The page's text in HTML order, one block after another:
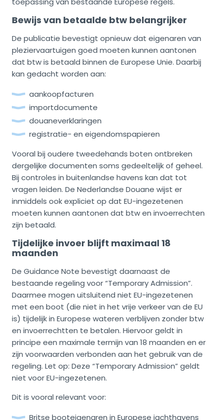
Bewijs van betaalde btw belangrijker
De publicatie bevestigt opnieuw dat eigenaren van
pleziervaartuigen goed moeten kunnen aantonen
dat btw is betaald binnen de Europese Unie. Daarbij
kan gedacht worden aan:
aankoopfacturen
importdocumente
douaneverklaringen
registratie- en eigendomspapieren
Vooral bij oudere tweedehands boten ontbreken
dergelijke documenten soms gedeeltelijk of geheel.
Bij controles in buitenlandse havens kan dat tot
vragen leiden. De Nederlandse Douane wijst er
inmiddels ook expliciet op dat EU-ingezetenen
moeten kunnen aantonen dat btw en invoerrechten
zijn betaald.
Tijdelijke invoer blijft maximaal 18
maanden
De Guidance Note bevestigt daarnaast de
bestaande regeling voor “Temporary Admission”.
Daarmee mogen uitsluitend niet EU-ingezetenen
met een boot (die niet in het vrije verkeer van de EU
is) tijdelijk in Europese wateren verblijven zonder btw
en invoerrechtten te betalen. Hiervoor geldt in
principe een maximale termijn van 18 maanden en er
zijn voorwaarden verbonden aan het gebruik van de
regeling. Let op: Deze “Temporary Admission” geldt
niet voor EU-ingezetenen.
Dit is vooral relevant voor:
Britse booteigenaren in Europese jachthavens